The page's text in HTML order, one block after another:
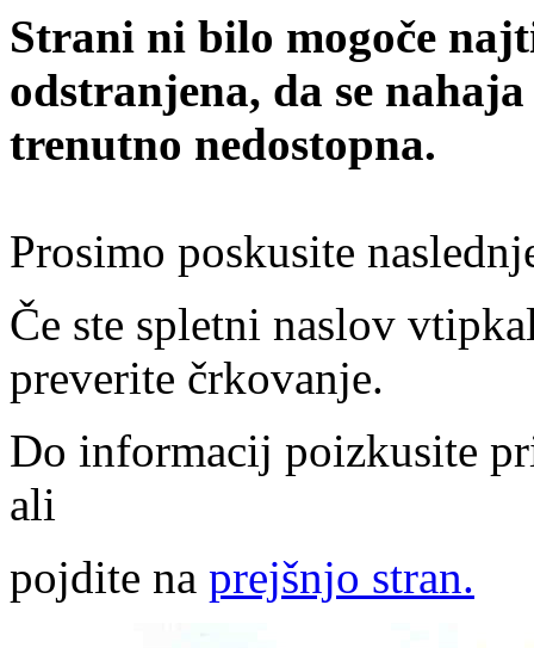
Strani ni bilo mogoče
odstranjena, da se
trenutno nedostopna.
Prosimo poskusite
Če ste spletni naslov
preverite črkovanje.
Do informacij poizkusite
ali
pojdite na prejšnjo stran.